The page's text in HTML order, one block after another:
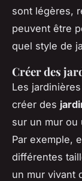
sont légères,
peuvent être
quel style de
Créer des
Les
créer des
sur un mur ou
Par exemple,
différentes
un mur vivant